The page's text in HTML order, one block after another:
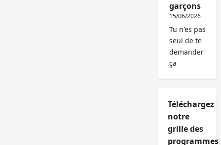
garçons
15/06/2026
Tu n'es pas
seul de te
demander
ça
Téléchargez
notre
grille des
programmes